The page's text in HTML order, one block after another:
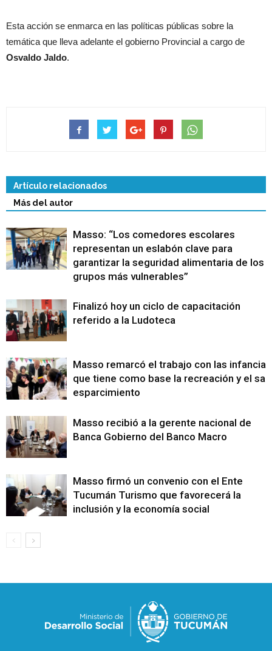
Esta acción se enmarca en las políticas públicas sobre la
temática que lleva adelante el gobierno Provincial a cargo de
Osvaldo Jaldo.
Artículo relacionados
Más del autor
Masso: “Los comedores escolares
representan un eslabón clave para
garantizar la seguridad alimentaria de los
grupos más vulnerables”
Finalizó hoy un ciclo de capacitación
referido a la Ludoteca
Masso remarcó el trabajo con las infancias
que tiene como base la recreación y el
esparcimiento
Masso recibió a la gerente nacional de
Banca Gobierno del Banco Macro
Masso firmó un convenio con el Ente
Tucumán Turismo que favorecerá la
inclusión y la economía social